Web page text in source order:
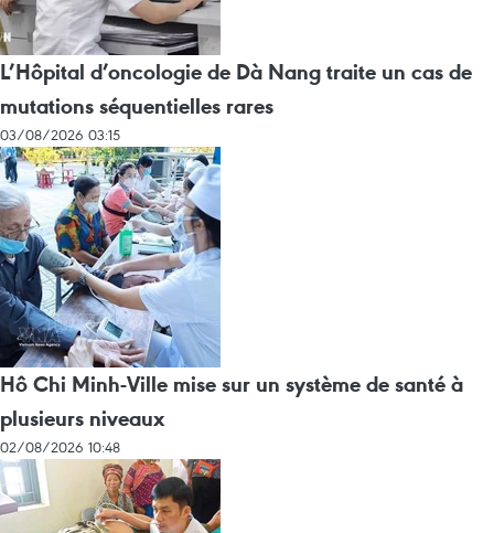
L’Hôpital d’oncologie de Dà Nang traite un cas de
mutations séquentielles rares
03/08/2026 03:15
Hô Chi Minh-Ville mise sur un système de santé à
plusieurs niveaux
02/08/2026 10:48